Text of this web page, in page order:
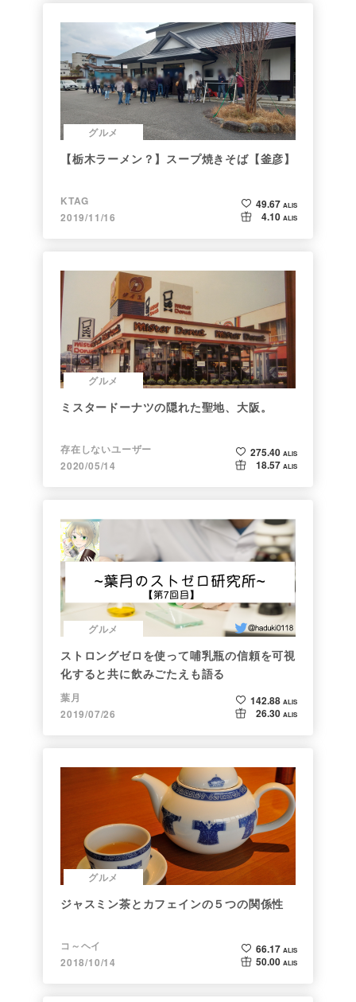
グルメ
【栃木ラーメン？】スープ焼きそば【釜彦】
KTAG
2019/11/16
49.67 ALIS
4.10 ALIS
グルメ
ミスタードーナツの隠れた聖地、大阪。
存在しないユーザー
2020/05/14
275.40 ALIS
18.57 ALIS
グルメ
ストロングゼロを使って哺乳瓶の信頼を可視
化すると共に飲みごたえも語る
葉月
2019/07/26
142.88 ALIS
26.30 ALIS
グルメ
ジャスミン茶とカフェインの５つの関係性
コ～ヘイ
2018/10/14
66.17 ALIS
50.00 ALIS